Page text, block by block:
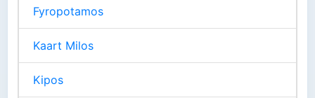
Fyropotamos
Kaart Milos
Kipos